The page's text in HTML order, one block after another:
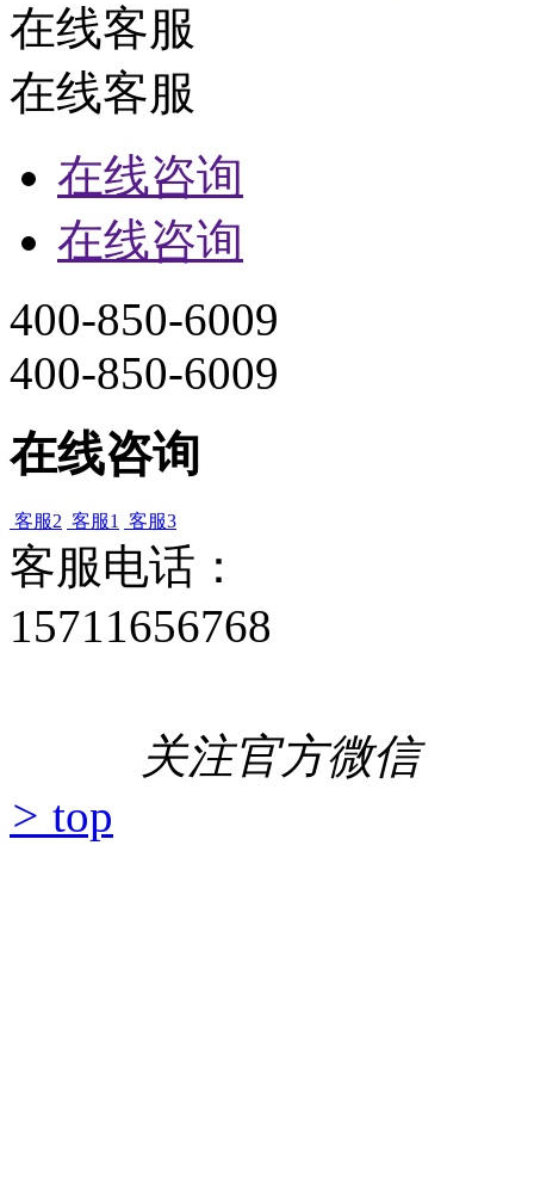
在线客服
在线客服
在线咨询
在线咨询
400-850-6009
400-850-6009
在线咨询
客服2 客服1 客服3
客服电话：
15711656768
关注官方微信
> top